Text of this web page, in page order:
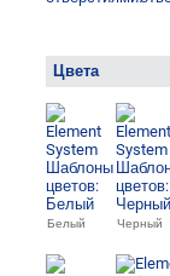
Цвета
Белый Черный